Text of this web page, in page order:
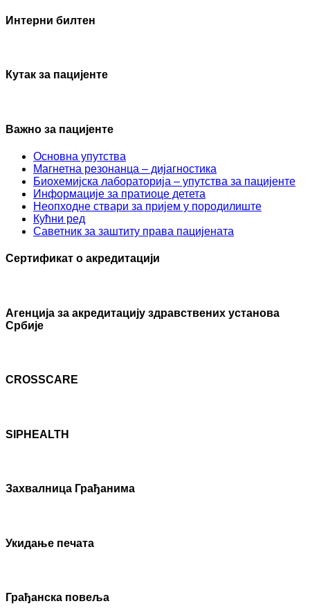
Интерни билтен
Кутак за пацијенте
Важно за пацијенте
Основна упутства
Mагнетна резонанца – дијагностика
Биохемијска лабораторија – упутства за пацијенте
Информације за пратиоце детета
Неопходне ствари за пријем у породилиште
Кућни ред
Саветник за заштиту права пацијената
Сертификат о акредитацији
Агенцијa за акредитацију здравствених установа
Србије
CROSSCARE
SIPHEALTH
Захвалница Грађанима
Укидање печата
Грађанска повеља